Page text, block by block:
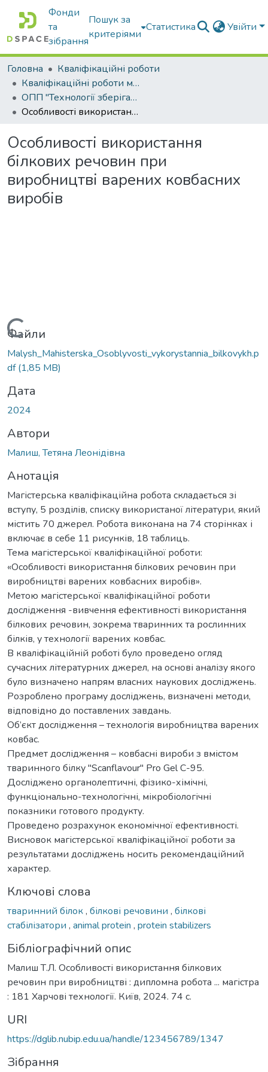
Фонди
та
зібрання
Пошук за
критеріями
Статистика Увійти
Головна
Кваліфікаційні роботи
Кваліфікаційні роботи магістрів
ОПП "Технології зберігання, консервування та переробки м’яса"
Особливості використання білкових речовин при виробництві варених ковбасних виробів
Особливості використання
білкових речовин при
виробництві варених ковбасних
виробів
Вантажиться...
Файли
Malysh_Mahisterska_Osoblyvosti_vykorystannia_bilkovykh.p
df(1,85 MB)
Дата
2024
Автори
Малиш, Тетяна Леонідівна
Анотація
Магістерська кваліфікаційна робота складається зі
вступу, 5 розділів, списку використаної літератури, який
містить 70 джерел. Робота виконана на 74 сторінках і
включає в себе 11 рисунків, 18 таблиць.
Тема магістерської кваліфікаційної роботи:
«Особливості використання білкових речовин при
виробництві варених ковбасних виробів».
Метою магістерської кваліфікаційної роботи
дослідження -вивчення ефективності використання
білкових речовин, зокрема тваринних та рослинних
білків, у технології варених ковбас.
В кваліфікаційній роботі було проведено огляд
сучасних літературних джерел, на основі аналізу якого
було визначено напрям власних наукових досліджень.
Розроблено програму досліджень, визначені методи,
відповідно до поставлених завдань.
Об’єкт дослідження – технологія виробництва варених
ковбас.
Предмет дослідження – ковбасні вироби з вмістом
тваринного білку "Scanflavour" Pro Gel C-95.
Досліджено органолептичні, фізико-хімічні,
функціонально-технологічні, мікробіологічні
показники готового продукту.
Проведено розрахунок економічної ефективності.
Висновок магістерської кваліфікаційної роботи за
результатами досліджень носить рекомендаційний
характер.
Ключові слова
тваринний білок, білкові речовини , білкові
стабілізатори , animal protein , protein stabilizers
Бібліографічний опис
Малиш Т.Л. Особливості використання білкових
речовин при виробництві : дипломна робота ... магістра
: 181 Харчові технології. Київ, 2024. 74 с.
URI
https://dglib.nubip.edu.ua/handle/123456789/1347
Зібрання